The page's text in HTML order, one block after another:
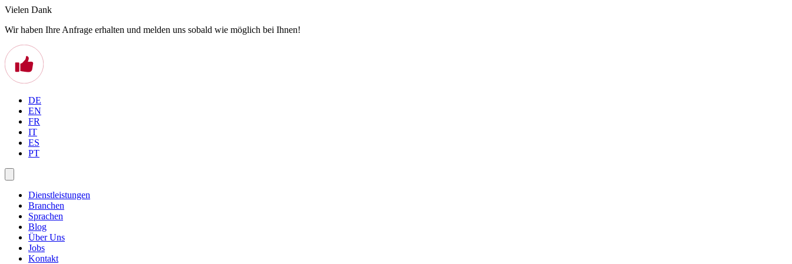
Vielen Dank
Wir haben Ihre Anfrage erhalten und melden uns sobald wie möglich bei Ihnen!
DE
EN
FR
IT
ES
PT
Dienstleistungen
Branchen
Sprachen
Blog
Über Uns
Jobs
Kontakt